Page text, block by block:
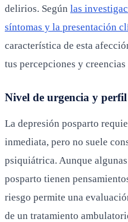
delirios. Según las
síntomas y la presentación
característica de esta
tus percepciones y
Nivel de urgencia y perfil
La depresión posparto
inmediata, pero no suele
psiquiátrica. Aunque
posparto tienen
riesgo permite una
de un tratamiento